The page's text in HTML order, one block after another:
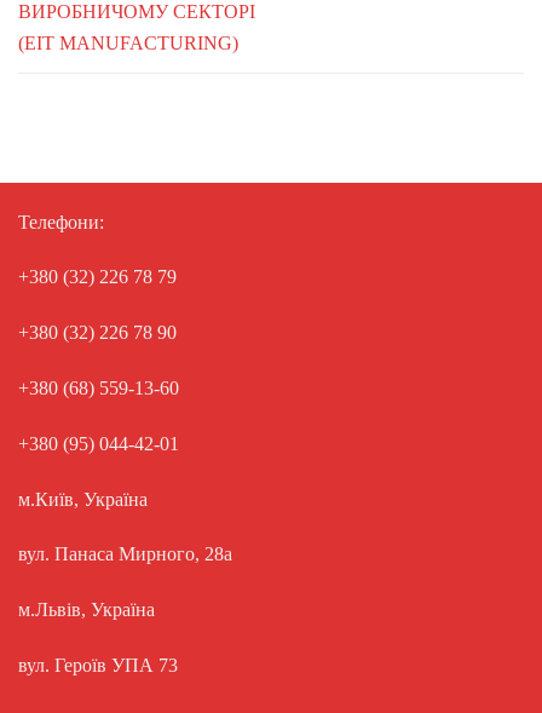
ВИРОБНИЧОМУ СЕКТОРІ
(EIT MANUFACTURING)
Телефони:
+380 (32) 226 78 79
+380 (32) 226 78 90
+380 (68) 559-13-60
+380 (95) 044-42-01
м.Київ, Україна
вул. Панаса Мирного, 28а
м.Львів, Україна
вул. Героїв УПА 73